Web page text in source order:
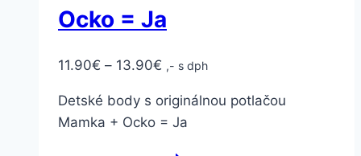
Ocko = Ja
11.90€ – 13.90€ ,- s dph
Detské body s originálnou potlačou
Mamka + Ocko = Ja